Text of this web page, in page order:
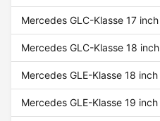
Mercedes GLC-Klasse 17 inch
Mercedes GLC-Klasse 18 inch
Mercedes GLE-Klasse 18 inch
Mercedes GLE-Klasse 19 inch